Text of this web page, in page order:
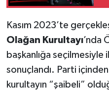
Kasım 2023’te
Olağan Kurultayı’nda
başkanlığa seçilmesiyle
sonuçlandı. Parti
kurultayın “şaibeli”